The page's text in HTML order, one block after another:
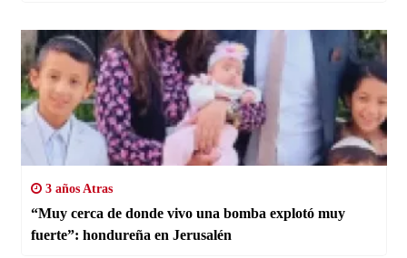
3 años Atras
“Muy cerca de donde vivo una bomba explotó muy
fuerte”: hondureña en Jerusalén